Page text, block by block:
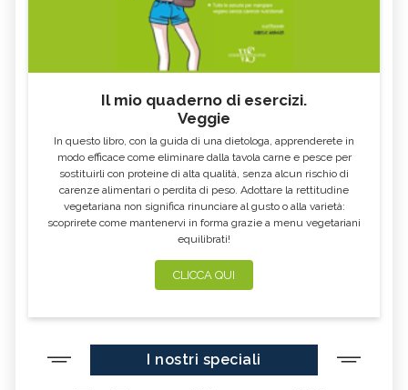
Il mio quaderno di esercizi.
Veggie
In questo libro, con la guida di una dietologa, apprenderete in
modo efficace come eliminare dalla tavola carne e pesce per
sostituirli con proteine di alta qualità, senza alcun rischio di
carenze alimentari o perdita di peso. Adottare la rettitudine
vegetariana non significa rinunciare al gusto o alla varietà:
scoprirete come mantenervi in forma grazie a menu vegetariani
equilibrati!
CLICCA QUI
I nostri speciali